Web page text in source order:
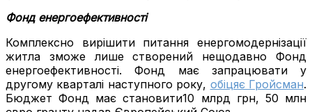
Фонд енергоефективності
Комплексно вирішити питання енергомодернізації
житла зможе лише створений нещодавно Фонд
енергоефективності. Фонд має запрацювати у
другому кварталі наступного року, обіцяє Гройсман.
Бюджет Фонд має становити10 млрд грн, 50 млн